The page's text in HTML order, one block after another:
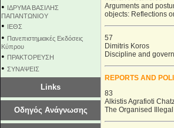
• ΙΔΡΥΜΑ ΒΑΣΙΛΗΣ
ΠΑΠΑΝΤΩΝΙΟΥ
• ΙΕΘΣ
• Πανεπιστημιακές Εκδόσεις
Κύπρου
• ΠΡΑΚΤΟΡΕΥΣΗ
• ΣΥΝΑΨΕΙΣ
Links
Οδηγός Ανάγνωσης
Arguments and
objects: Reflections
57
Dimitris Koros
Discipline and
REPORTS AND
83
Alkistis Agrafioti
The Organised